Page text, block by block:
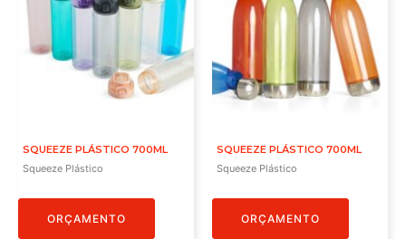
SQUEEZE PLÁSTICO 700ML
Squeeze Plástico
ORÇAMENTO
SQUEEZE PLÁSTICO 700ML
Squeeze Plástico
ORÇAMENTO